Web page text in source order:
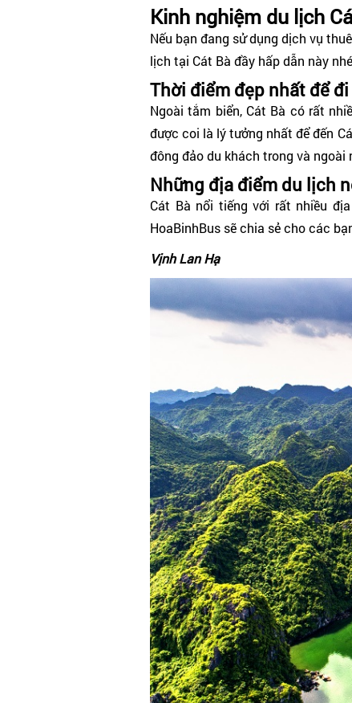
Kinh nghiệm du lịch
Nếu bạn đang sử dụng dịch vụ
lịch tại Cát Bà đầy hấp dẫn này
Thời điểm đẹp nhất để
Ngoài tắm biển, Cát Bà có rất
được coi là lý tưởng nhất để đến
đông đảo du khách trong và ngoài
Những địa điểm du lịch
Cát Bà nổi tiếng với rất nhiều
HoaBinhBus sẽ chia sẻ cho các
Vịnh Lan Hạ